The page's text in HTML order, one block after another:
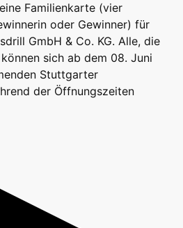
Familienkarte (vier
oder Gewinner) für
GmbH & Co. KG. Alle, die
sich ab dem 08. Juni
Stuttgarter
der Öffnungszeiten